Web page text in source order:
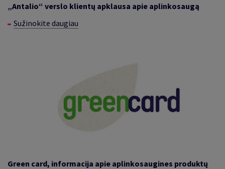
„Antalio“ verslo klientų apklausa apie aplinkosaugą
Sužinokite daugiau
Green card, informacija apie aplinkosaugines produktų